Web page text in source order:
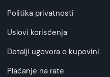
Politika privatnosti
Uslovi korisćenja
Detalji ugovora o kupovini
Plaćanje na rate